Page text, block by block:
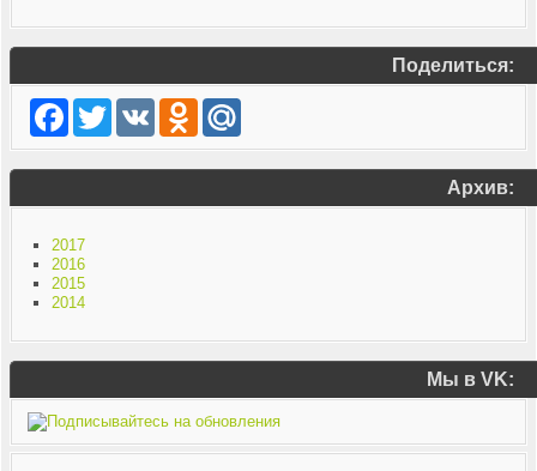
Поделиться:
Facebook
TwitterVK Odnoklassniki
Mail.Ru
Архив:
2017
2016
2015
2014
Мы в VK: